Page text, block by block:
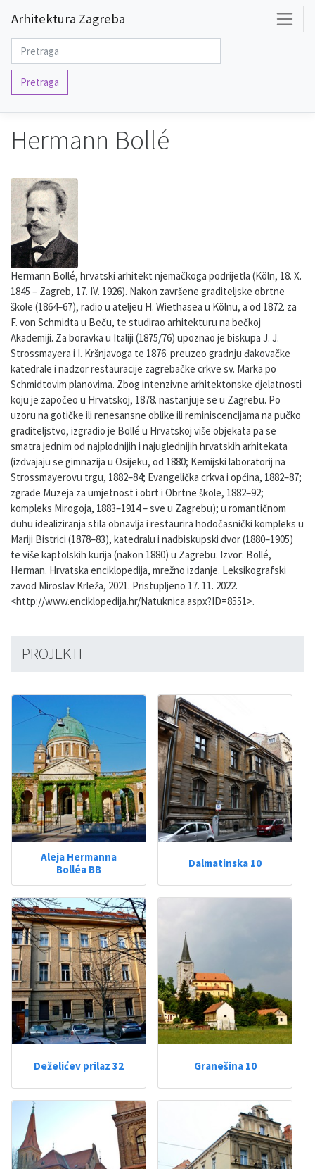
Arhitektura Zagreba
Pretraga
Hermann Bollé
Hermann Bollé, hrvatski arhitekt njemačkoga podrijetla (Köln, 18. X.
1845 – Zagreb, 17. IV. 1926). Nakon završene graditeljske obrtne
škole (1864–67), radio u ateljeu H. Wiethasea u Kölnu, a od 1872. za
F. von Schmidta u Beču, te studirao arhitekturu na bečkoj
Akademiji. Za boravka u Italiji (1875/76) upoznao je biskupa J. J.
Strossmayera i I. Kršnjavoga te 1876. preuzeo gradnju đakovačke
katedrale i nadzor restauracije zagrebačke crkve sv. Marka po
Schmidtovim planovima. Zbog intenzivne arhitektonske djelatnosti
koju je započeo u Hrvatskoj, 1878. nastanjuje se u Zagrebu. Po
uzoru na gotičke ili renesansne oblike ili reminiscencijama na pučko
graditeljstvo, izgradio je Bollé u Hrvatskoj više objekata pa se
smatra jednim od najplodnijih i najuglednijih hrvatskih arhitekata
(izdvajaju se gimnazija u Osijeku, od 1880; Kemijski laboratorij na
Strossmayerovu trgu, 1882–84; Evangelička crkva i općina, 1882–87;
zgrade Muzeja za umjetnost i obrt i Obrtne škole, 1882–92;
kompleks Mirogoja, 1883–1914 – sve u Zagrebu); u romantičnom
duhu idealiziranja stila obnavlja i restaurira hodočasnički kompleks u
Mariji Bistrici (1878–83), katedralu i nadbiskupski dvor (1880–1905)
te više kaptolskih kurija (nakon 1880) u Zagrebu. Izvor: Bollé,
Herman. Hrvatska enciklopedija, mrežno izdanje. Leksikografski
zavod Miroslav Krleža, 2021. Pristupljeno 17. 11. 2022.
<http://www.enciklopedija.hr/Natuknica.aspx?ID=8551>.
PROJEKTI
Aleja Hermanna
Bolléa BB
Dalmatinska 10
Deželićev prilaz 32 Granešina 10